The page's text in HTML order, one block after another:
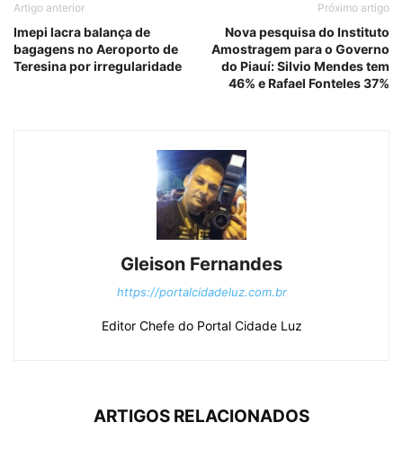
Artigo anterior
Imepi lacra balança de
bagagens no Aeroporto de
Teresina por irregularidade
Próximo artigo
Nova pesquisa do Instituto
Amostragem para o Governo
do Piauí: Silvio Mendes tem
46% e Rafael Fonteles 37%
Gleison Fernandes
https://portalcidadeluz.com.br
Editor Chefe do Portal Cidade Luz
ARTIGOS RELACIONADOS